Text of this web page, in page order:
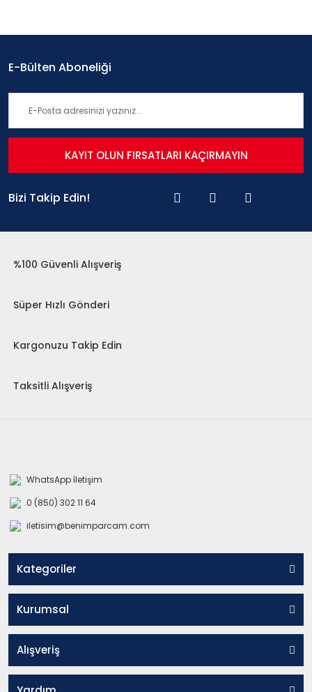
E-Bülten Aboneliği
KAYIT OLUN FIRSATLARI KAÇIRMAYIN
Bizi Takip Edin!
%100 Güvenli Alışveriş
Süper Hızlı Gönderi
Kargonuzu Takip Edin
Taksitli Alışveriş
WhatsApp İletişim
0 (850) 302 11 64
iletisim@benimparcam.com
Kategoriler
Kurumsal
Alışveriş